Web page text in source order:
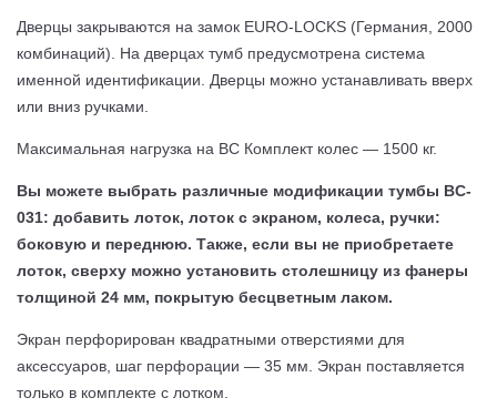
Дверцы закрываются на замок EURO-LOCKS (Германия, 2000
комбинаций). На дверцах тумб предусмотрена система
именной идентификации. Дверцы можно устанавливать вверх
или вниз ручками.
Максимальная нагрузка на ВС Комплект колес — 1500 кг.
Вы можете выбрать различные модификации тумбы ВC-
031: добавить лоток, лоток с экраном, колеса, ручки:
боковую и переднюю. Также, если вы не приобретаете
лоток, сверху можно установить столешницу из фанеры
толщиной 24 мм, покрытую бесцветным лаком.
Экран перфорирован квадратными отверстиями для
аксессуаров, шаг перфорации — 35 мм. Экран поставляется
только в комплекте с лотком.